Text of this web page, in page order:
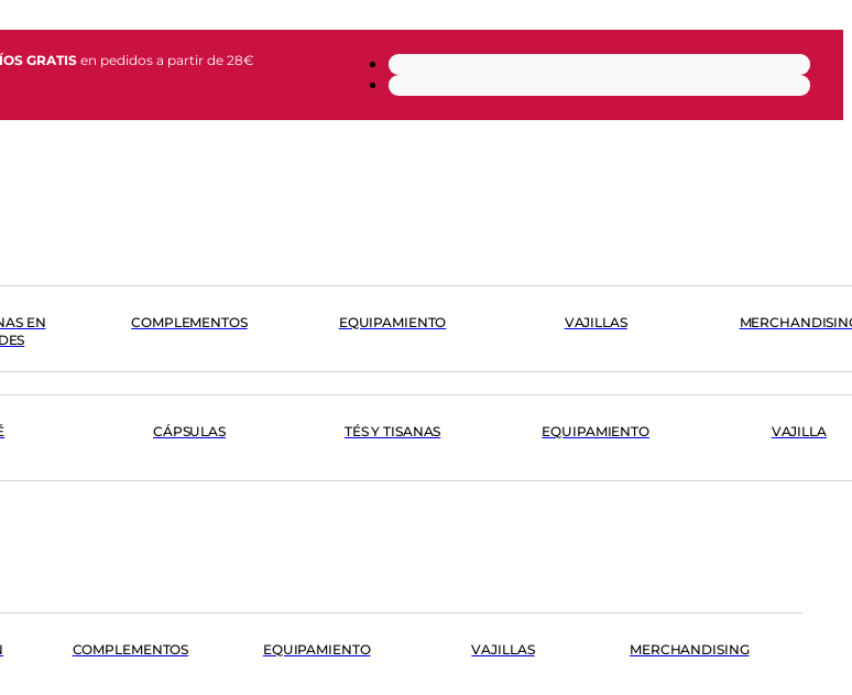
GRATISen pedidos a partir de 28€
EN
COMPLEMENTOS EQUIPAMIENTO VAJILLAS
CÁPSULAS TÉS Y TISANAS EQUIPAMIENTO
VAJILLA
COMPLEMENTOS EQUIPAMIENTO VAJILLAS MERCHANDISING